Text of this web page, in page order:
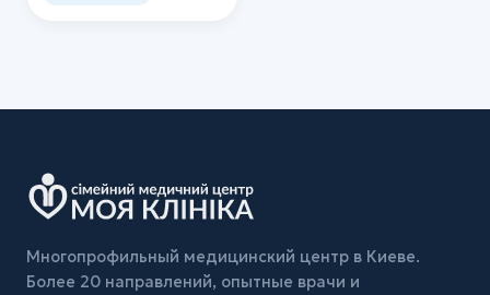
Многопрофильный медицинский центр в Киеве.
Более 20 направлений, опытные врачи и